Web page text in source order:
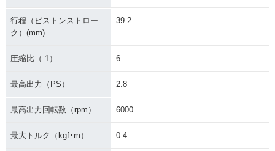
行程（ピストンストロー
ク）(mm)
39.2
圧縮比（:1） 6
最高出力（PS） 2.8
最高出力回転数（rpm） 6000
最大トルク（kgf･m） 0.4